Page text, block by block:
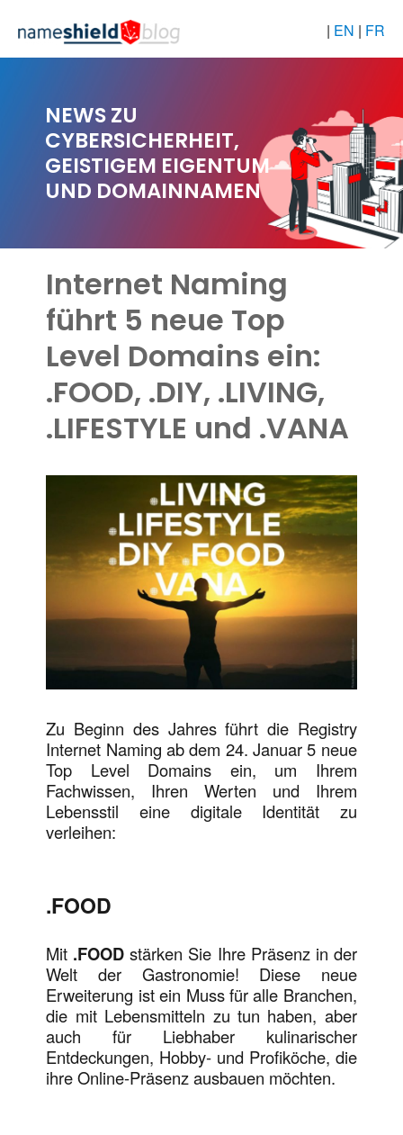
| EN | FR
NEWS ZU
CYBERSICHERHEIT,
GEISTIGEM EIGENTUM
UND DOMAINNAMEN
Internet Naming
führt 5 neue Top
Level Domains ein:
.FOOD, .DIY, .LIVING,
.LIFESTYLE und .VANA
Zu Beginn des Jahres führt die Registry
Internet Naming ab dem 24. Januar 5 neue
Top Level Domains ein, um Ihrem
Fachwissen, Ihren Werten und Ihrem
Lebensstil eine digitale Identität zu
verleihen:
.FOOD
Mit .FOOD stärken Sie Ihre Präsenz in der
Welt der Gastronomie! Diese neue
Erweiterung ist ein Muss für alle Branchen,
die mit Lebensmitteln zu tun haben, aber
auch für Liebhaber kulinarischer
Entdeckungen, Hobby- und Profiköche, die
ihre Online-Präsenz ausbauen möchten.